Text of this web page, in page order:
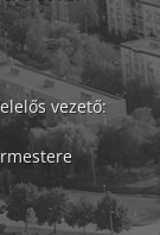
vezető: